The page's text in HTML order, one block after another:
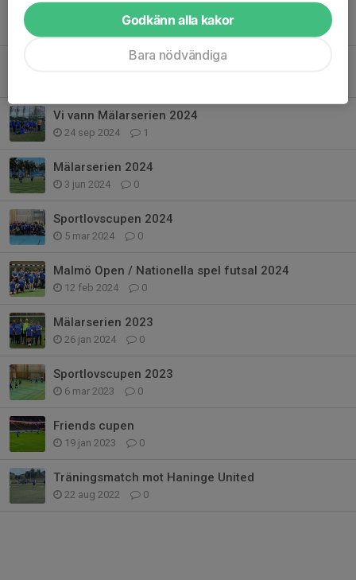
Besök av Stuvsta på träningen
0
Tyresö Vänskapscup, 2025
Vi vann Mälarserien 2024
24 sep 2024 1
Mälarserien 2024
3 jun 2024 0
Sportlovscupen 2024
5 mar 2024 0
Malmö Open / Nationella spel futsal 2024
12 feb 2024 0
Mälarserien 2023
26 jan 2024 0
Sportlovscupen 2023
6 mar 2023 0
Friends cupen
19 jan 2023 0
Träningsmatch mot Haninge United
22 aug 2022 0
Godkänn alla kakor
Bara nödvändiga